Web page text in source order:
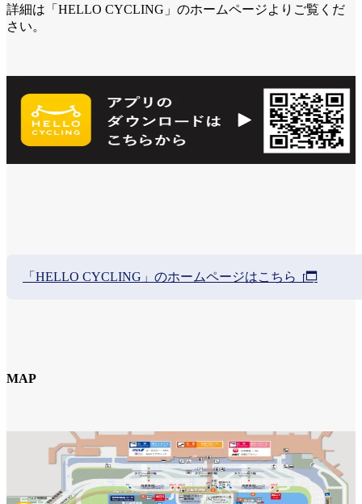
詳細は「HELLO CYCLING」のホームページよりご覧くだ
さい。
「HELLO CYCLING」のホームページはこちら
MAP